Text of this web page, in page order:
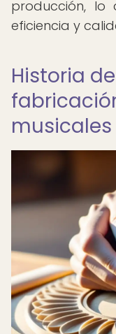
producción,
eficiencia y
Historia
musicales